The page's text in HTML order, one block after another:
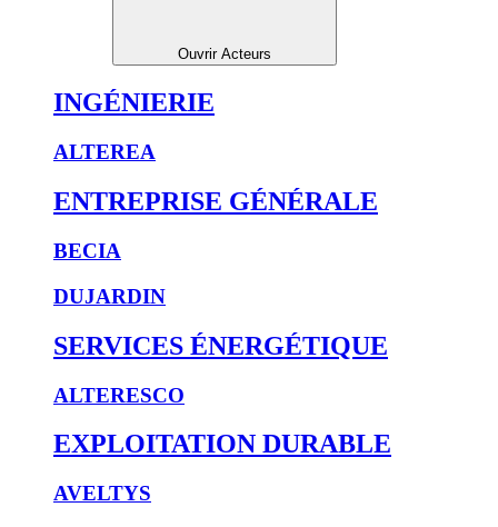
Ouvrir Acteurs
INGÉNIERIE
ALTEREA
ENTREPRISE GÉNÉRALE
BECIA
DUJARDIN
SERVICES ÉNERGÉTIQUE
ALTERESCO
EXPLOITATION DURABLE
AVELTYS